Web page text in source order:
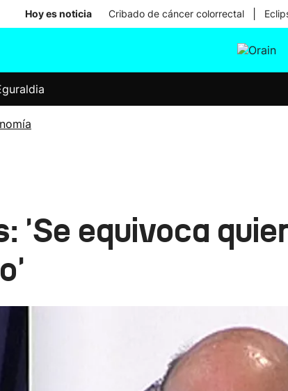
Hoy es noticia Cribado de cáncer colorrectal
'Se equivoca